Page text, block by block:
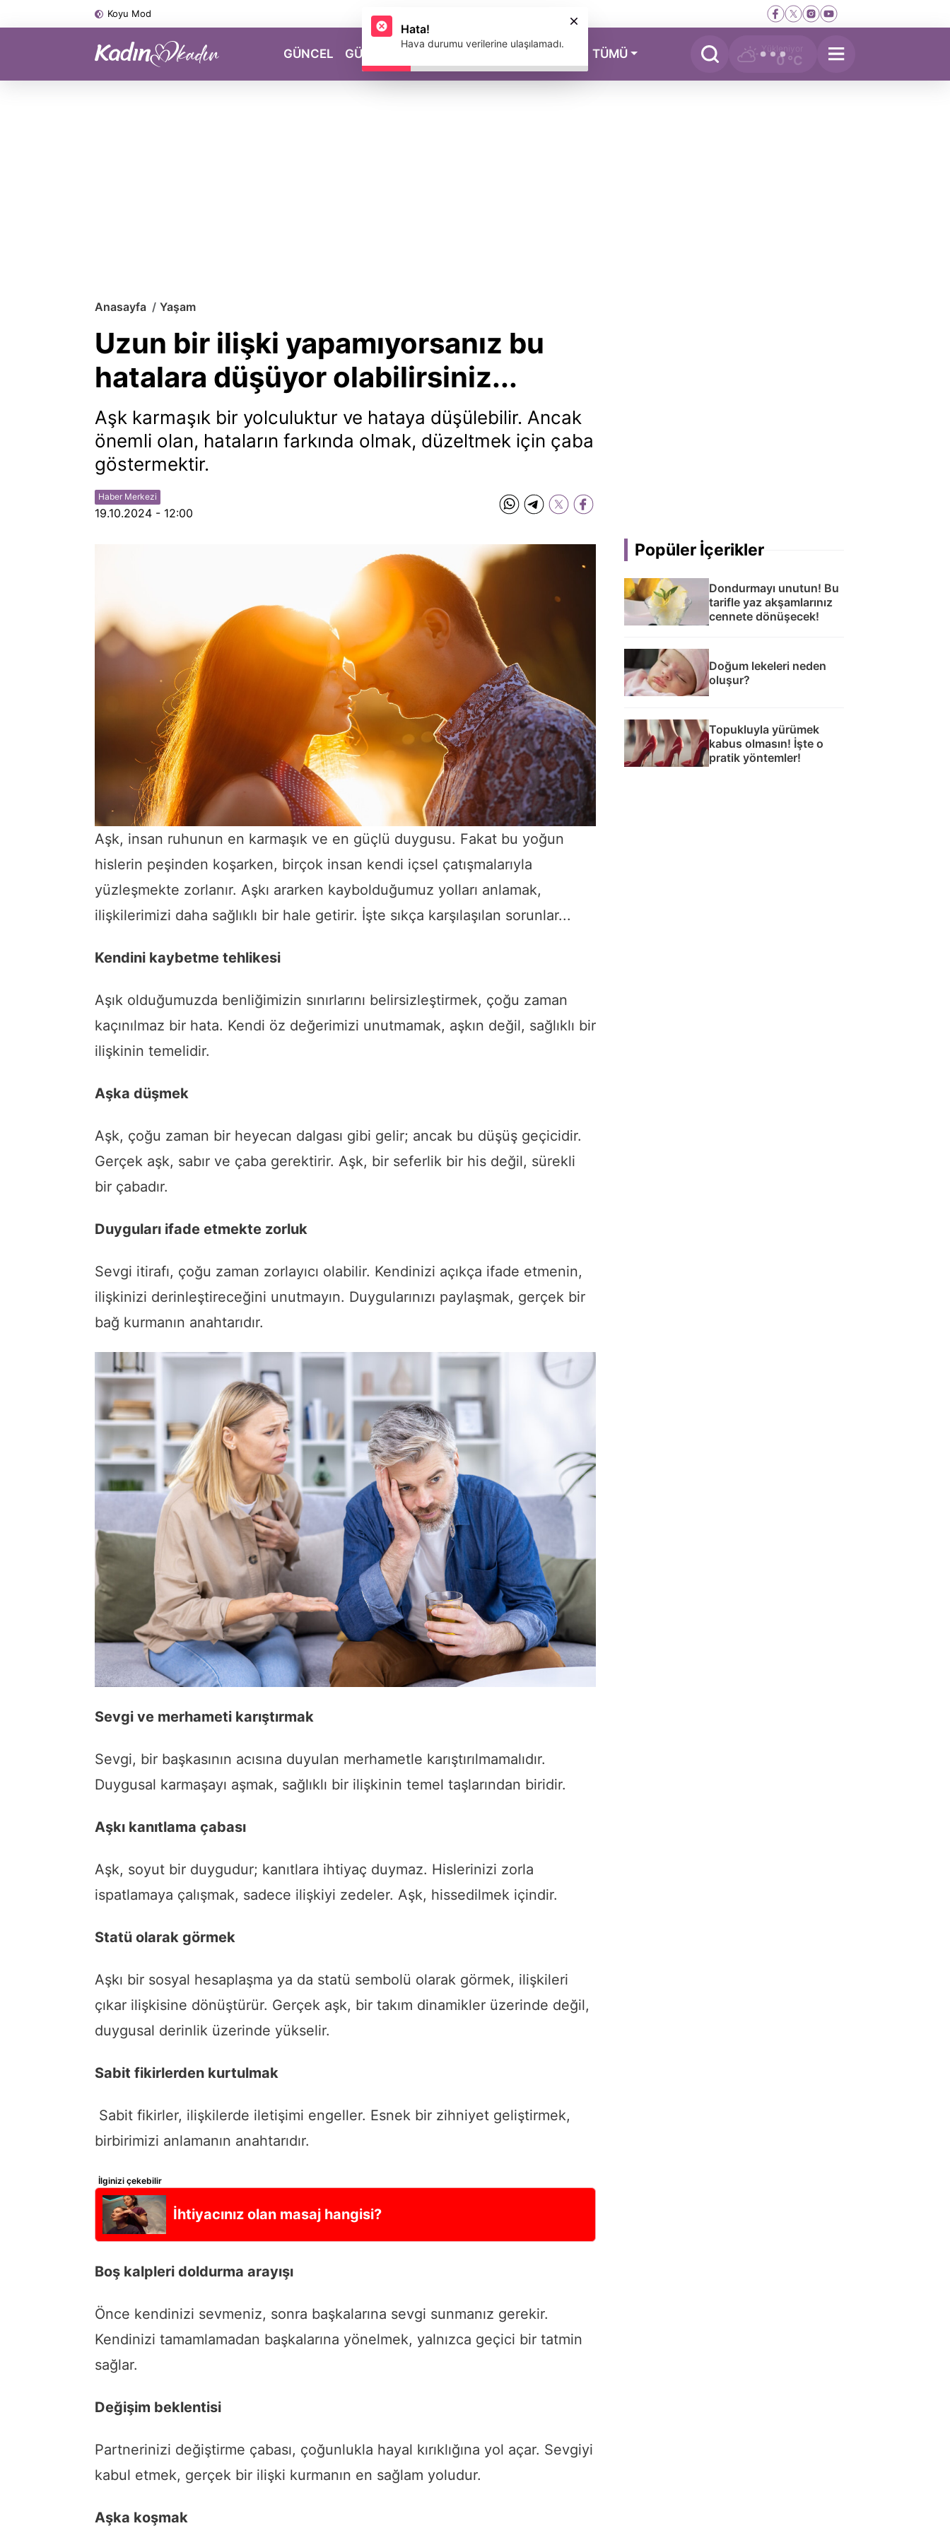
Koyu Mod
GÜNCEL GÜZELLİK MAGAZİN TÜMÜ Yükleniyor
0 °C
Anasayfa Yaşam
Uzun bir ilişki yapamıyorsanız bu
hatalara düşüyor olabilirsiniz...
Aşk karmaşık bir yolculuktur ve hataya düşülebilir. Ancak
önemli olan, hataların farkında olmak, düzeltmek için çaba
göstermektir.
Haber Merkezi
19.10.2024 - 12:00
Aşk, insan ruhunun en karmaşık ve en güçlü duygusu. Fakat bu yoğun
hislerin peşinden koşarken, birçok insan kendi içsel çatışmalarıyla
yüzleşmekte zorlanır. Aşkı ararken kaybolduğumuz yolları anlamak,
ilişkilerimizi daha sağlıklı bir hale getirir. İşte sıkça karşılaşılan sorunlar...
Kendini kaybetme tehlikesi
Aşık olduğumuzda benliğimizin sınırlarını belirsizleştirmek, çoğu zaman
kaçınılmaz bir hata. Kendi öz değerimizi unutmamak, aşkın değil, sağlıklı bir
ilişkinin temelidir.
Aşka düşmek
Aşk, çoğu zaman bir heyecan dalgası gibi gelir; ancak bu düşüş geçicidir.
Gerçek aşk, sabır ve çaba gerektirir. Aşk, bir seferlik bir his değil, sürekli
bir çabadır.
Duyguları ifade etmekte zorluk
Sevgi itirafı, çoğu zaman zorlayıcı olabilir. Kendinizi açıkça ifade etmenin,
ilişkinizi derinleştireceğini unutmayın. Duygularınızı paylaşmak, gerçek bir
bağ kurmanın anahtarıdır.
Sevgi ve merhameti karıştırmak
Sevgi, bir başkasının acısına duyulan merhametle karıştırılmamalıdır.
Duygusal karmaşayı aşmak, sağlıklı bir ilişkinin temel taşlarından biridir.
Aşkı kanıtlama çabası
Aşk, soyut bir duygudur; kanıtlara ihtiyaç duymaz. Hislerinizi zorla
ispatlamaya çalışmak, sadece ilişkiyi zedeler. Aşk, hissedilmek içindir.
Statü olarak görmek
Aşkı bir sosyal hesaplaşma ya da statü sembolü olarak görmek, ilişkileri
çıkar ilişkisine dönüştürür. Gerçek aşk, bir takım dinamikler üzerinde değil,
duygusal derinlik üzerinde yükselir.
Sabit fikirlerden kurtulmak
Sabit fikirler, ilişkilerde iletişimi engeller. Esnek bir zihniyet geliştirmek,
birbirimizi anlamanın anahtarıdır.
İlginizi çekebilir
İhtiyacınız olan masaj hangisi?
Boş kalpleri doldurma arayışı
Önce kendinizi sevmeniz, sonra başkalarına sevgi sunmanız gerekir.
Kendinizi tamamlamadan başkalarına yönelmek, yalnızca geçici bir tatmin
sağlar.
Değişim beklentisi
Partnerinizi değiştirme çabası, çoğunlukla hayal kırıklığına yol açar. Sevgiyi
kabul etmek, gerçek bir ilişki kurmanın en sağlam yoludur.
Aşka koşmak
Popüler İçerikler
Dondurmayı unutun! Bu
tarifle yaz akşamlarınız
cennete dönüşecek!
Doğum lekeleri neden
oluşur?
Topukluyla yürümek
kabus olmasın! İşte o
pratik yöntemler!
Hata!
Hava durumu verilerine ulaşılamadı.